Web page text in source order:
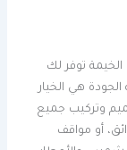
توفر لك
الجودة هي الخيار
وتركيب جميع
أو مواقف